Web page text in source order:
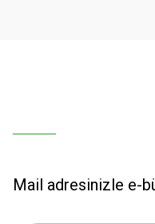
Mail adresinizle e-